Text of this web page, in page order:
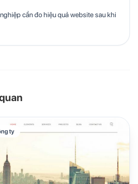
cần đo hiệu quả website sau khi
ty